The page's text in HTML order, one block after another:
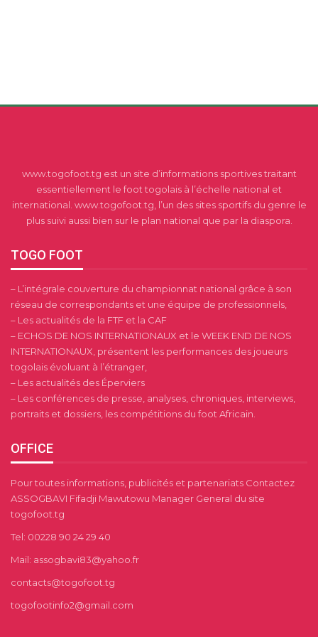
www.togofoot.tg est un site d’informations sportives traitant
essentiellement le foot togolais à l’échelle national et
international. www.togofoot.tg, l’un des sites sportifs du genre le
plus suivi aussi bien sur le plan national que par la diaspora.
TOGO FOOT
– L’intégrale couverture du championnat national grâce à son
réseau de correspondants et une équipe de professionnels,
– Les actualités de la FTF et la CAF
– ECHOS DE NOS INTERNATIONAUX et le WEEK END DE NOS
INTERNATIONAUX, présentent les performances des joueurs
togolais évoluant à l’étranger,
– Les actualités des Éperviers
– Les conférences de presse, analyses, chroniques, interviews,
portraits et dossiers, les compétitions du foot Africain.
OFFICE
Pour toutes informations, publicités et partenariats Contactez
ASSOGBAVI Fifadji Mawutowu Manager General du site
togofoot.tg
Tel: 00228 90 24 29 40
Mail: assogbavi83@yahoo.fr
contacts@togofoot.tg
togofootinfo2@gmail.com